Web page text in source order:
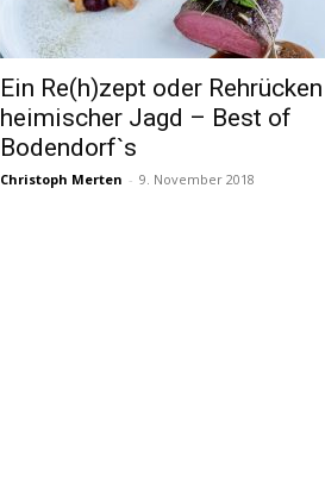
Ein Re(h)zept oder
heimischer Jagd – Best of
Bodendorf`s
Christoph Merten - 9. November 2018